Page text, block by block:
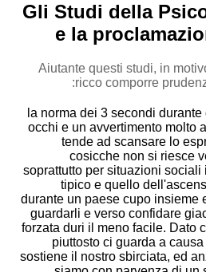
Gli Studi della
e la
Aiutante questi studi, in
ricco comporre
la norma dei 3 secondi
occhi e un avvertimento molto
tende ad scansare lo
cosicche non si riesce
soprattutto per situazioni
tipico e quello
durante un paese cupo insieme
guardarli e verso confidare
forzata duri il meno facile. Dato
piuttosto ci guarda a
sostiene il nostro sbirciata, ed